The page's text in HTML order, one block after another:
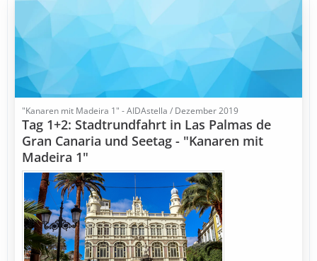
"Kanaren mit Madeira 1" - AIDAstella / Dezember 2019
Tag 1+2: Stadtrundfahrt in Las Palmas de
Gran Canaria und Seetag - "Kanaren mit
Madeira 1"